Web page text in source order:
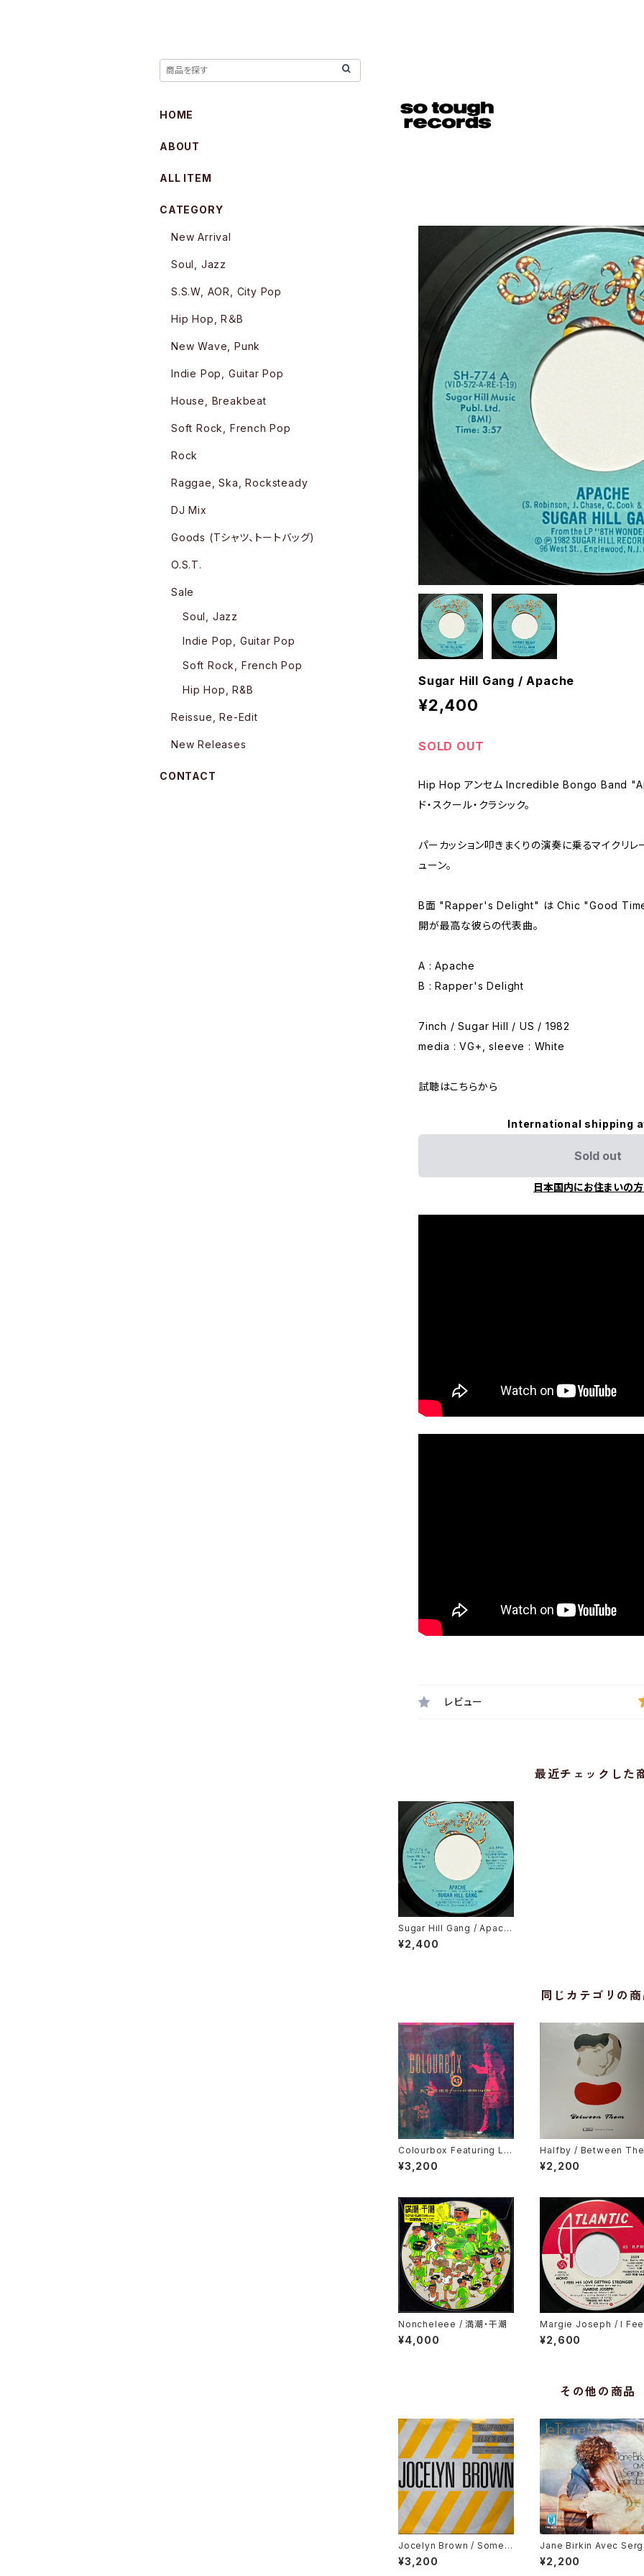
Sugar Hill Gang / Apache
¥2,400
SOLD OUT
Hip Hop アンセム Incredible Bongo Band
ド・スクール・クラシック。
パーカッション叩きまくりの演奏に乗るマイクリ
ューン。
B面 "Rapper's Delight" は Chic "Good
開が最高な彼らの代表曲。
A : Apache
B : Rapper's Delight
7inch / Sugar Hill / US / 1982
media : VG+, sleeve : White
試聴はこちらから
International shipping
Sold out
日本国内にお住まいの
レビュー
最近チェックした
Sugar Hill Gang / Apach
e
¥2,400
同じカテゴリの商
Colourbox Featuring Lor
ita Grahame / Baby I Lov
e You So
¥3,200
Halfby / Between
¥2,200
Noncheleee / 満潮・干潮
¥4,000
Margie Joseph / I
His Love Getting
er
¥2,600
その他の商品
Jocelyn Brown / Someb
ody Else's Guy
¥3,200
Jane Birkin Avec
Gainsbourg / Je
Moi Non Plus, Jane B.
¥2,200
HOME
ABOUT
ALL ITEM
CATEGORY
New Arrival
Soul, Jazz
S.S.W, AOR, City Pop
Hip Hop, R＆B
New Wave, Punk
Indie Pop, Guitar Pop
House, Breakbeat
Soft Rock, French Pop
Rock
Raggae, Ska, Rocksteady
DJ Mix
Goods (Tシャツ、トートバッグ)
O.S.T.
Sale
Soul, Jazz
Indie Pop, Guitar Pop
Soft Rock, French Pop
Hip Hop, R&B
Reissue, Re-Edit
New Releases
CONTACT